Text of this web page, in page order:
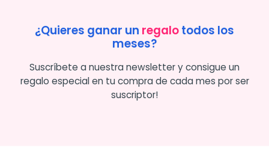
¿Quieres ganar un regalotodos los
meses?
Suscríbete a nuestra newsletter y consigue un
regalo especial en tu compra de cada mes por ser
suscriptor!